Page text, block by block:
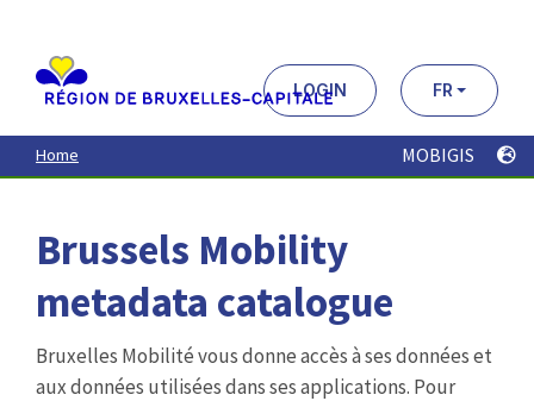
contenu
principal
LOGIN FR
Home MOBIGIS
Brussels Mobility
metadata catalogue
Bruxelles Mobilité vous donne accès à ses données et
aux données utilisées dans ses applications. Pour